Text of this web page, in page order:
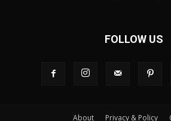
FOLLOW US
About Privacy & Policy